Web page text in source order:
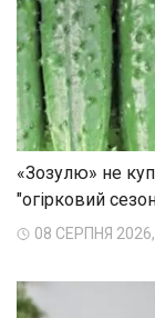
«Зозулю» не
"огірковий
08 СЕРПНЯ